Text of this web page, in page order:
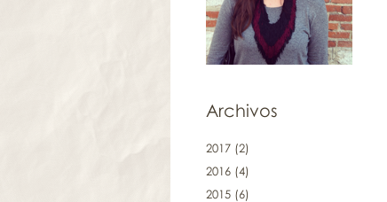
Archivos
2017 (2)
2016 (4)
2015 (6)